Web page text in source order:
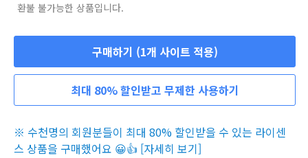
환불 불가능한 상품입니다.
구매하기 (1개 사이트 적용)
최대 80% 할인받고 무제한 사용하기
※ 수천명의 회원분들이 최대 80% 할인받을 수 있는 라이센
스 상품을 구매했어요 😀👍 [자세히 보기]